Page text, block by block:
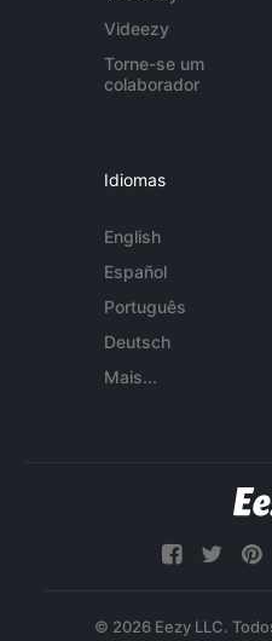
Videezy
Torne-se um
colaborador
Idiomas
English
Español
Português
Deutsch
Mais...
© 2026 Eezy LLC.